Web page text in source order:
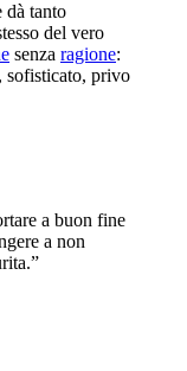
dà tanto
del vero
senza ragione:
sofisticato, privo
a buon fine
a non